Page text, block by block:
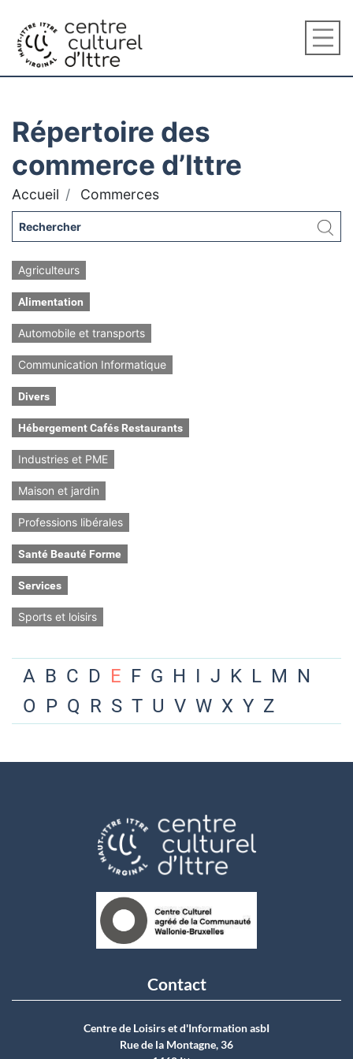
Répertoire des
commerce d’Ittre
Accueil Commerces
Agriculteurs
Alimentation
Automobile et transports
Communication Informatique
Divers
Hébergement Cafés Restaurants
Industries et PME
Maison et jardin
Professions libérales
Santé Beauté Forme
Services
Sports et loisirs
A B C D E F G H I J K L M N
O P Q R S T U V W X Y Z
Contact
Centre de Loisirs et d'Information asbI
Rue de la Montagne, 36